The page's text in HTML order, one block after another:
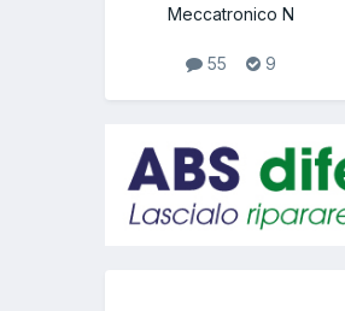
Meccatronico N
55 9